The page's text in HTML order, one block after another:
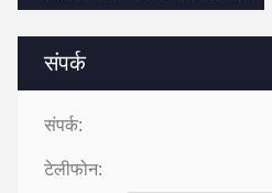
संपर्क
संपर्क:
टेलीफोन: